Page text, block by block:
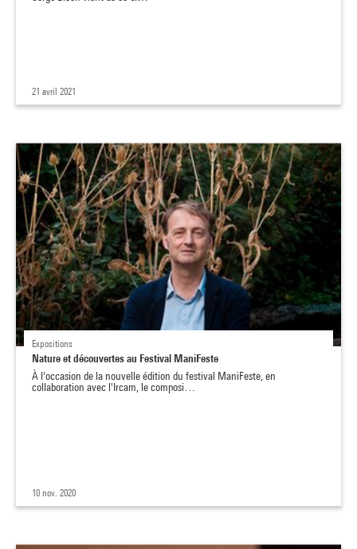
21 avril 2021
Expositions
Nature et découvertes au Festival ManiFeste
À l'occasion de la nouvelle édition du festival ManiFeste, en
collaboration avec l'Ircam, le composi…
10 nov. 2020